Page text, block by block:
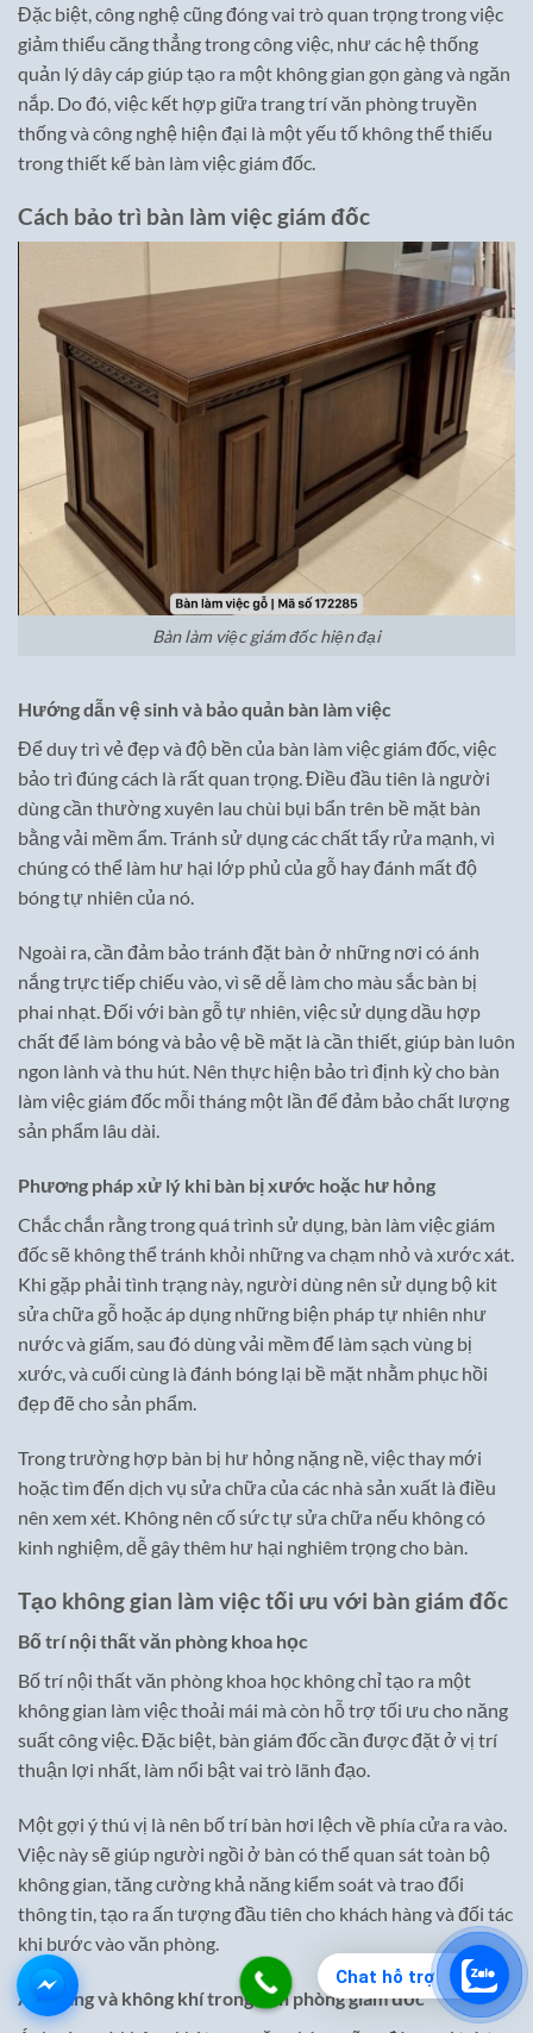
Chat hỗ trợ
Đặc biệt, công nghệ cũng đóng vai trò quan trọng trong việc
giảm thiểu căng thẳng trong công việc, như các hệ thống
quản lý dây cáp giúp tạo ra một không gian gọn gàng và ngăn
nắp. Do đó, việc kết hợp giữa trang trí văn phòng truyền
thống và công nghệ hiện đại là một yếu tố không thể thiếu
trong thiết kế bàn làm việc giám đốc.
Cách bảo trì bàn làm việc giám đốc
Bàn làm việc giám đốc hiện đại
Hướng dẫn vệ sinh và bảo quản bàn làm việc
Để duy trì vẻ đẹp và độ bền của bàn làm việc giám đốc, việc
bảo trì đúng cách là rất quan trọng. Điều đầu tiên là người
dùng cần thường xuyên lau chùi bụi bẩn trên bề mặt bàn
bằng vải mềm ẩm. Tránh sử dụng các chất tẩy rửa mạnh, vì
chúng có thể làm hư hại lớp phủ của gỗ hay đánh mất độ
bóng tự nhiên của nó.
Ngoài ra, cần đảm bảo tránh đặt bàn ở những nơi có ánh
nắng trực tiếp chiếu vào, vì sẽ dễ làm cho màu sắc bàn bị
phai nhạt. Đối với bàn gỗ tự nhiên, việc sử dụng dầu hợp
chất để làm bóng và bảo vệ bề mặt là cần thiết, giúp bàn luôn
ngon lành và thu hút. Nên thực hiện bảo trì định kỳ cho bàn
làm việc giám đốc mỗi tháng một lần để đảm bảo chất lượng
sản phẩm lâu dài.
Phương pháp xử lý khi bàn bị xước hoặc hư hỏng
Chắc chắn rằng trong quá trình sử dụng, bàn làm việc giám
đốc sẽ không thể tránh khỏi những va chạm nhỏ và xước xát.
Khi gặp phải tình trạng này, người dùng nên sử dụng bộ kit
sửa chữa gỗ hoặc áp dụng những biện pháp tự nhiên như
nước và giấm, sau đó dùng vải mềm để làm sạch vùng bị
xước, và cuối cùng là đánh bóng lại bề mặt nhằm phục hồi
đẹp đẽ cho sản phẩm.
Trong trường hợp bàn bị hư hỏng nặng nề, việc thay mới
hoặc tìm đến dịch vụ sửa chữa của các nhà sản xuất là điều
nên xem xét. Không nên cố sức tự sửa chữa nếu không có
kinh nghiệm, dễ gây thêm hư hại nghiêm trọng cho bàn.
Tạo không gian làm việc tối ưu với bàn giám đốc
Bố trí nội thất văn phòng khoa học
Bố trí nội thất văn phòng khoa học không chỉ tạo ra một
không gian làm việc thoải mái mà còn hỗ trợ tối ưu cho năng
suất công việc. Đặc biệt, bàn giám đốc cần được đặt ở vị trí
thuận lợi nhất, làm nổi bật vai trò lãnh đạo.
Một gợi ý thú vị là nên bố trí bàn hơi lệch về phía cửa ra vào.
Việc này sẽ giúp người ngồi ở bàn có thể quan sát toàn bộ
không gian, tăng cường khả năng kiểm soát và trao đổi
thông tin, tạo ra ấn tượng đầu tiên cho khách hàng và đối tác
khi bước vào văn phòng.
Ánh sáng và không khí trong văn phòng giám đốc